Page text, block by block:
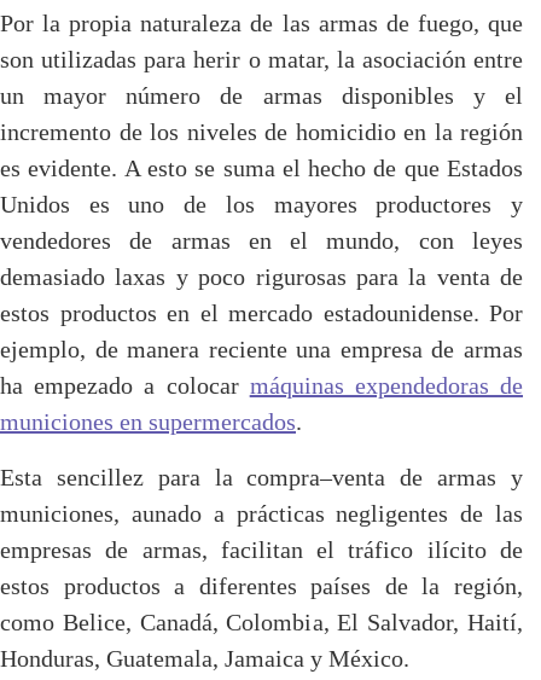
Por la propia naturaleza de las armas de fuego, que
son utilizadas para herir o matar, la asociación entre
un mayor número de armas disponibles y el
incremento de los niveles de homicidio en la región
es evidente. A esto se suma el hecho de que Estados
Unidos es uno de los mayores productores y
vendedores de armas en el mundo, con leyes
demasiado laxas y poco rigurosas para la venta de
estos productos en el mercado estadounidense. Por
ejemplo, de manera reciente una empresa de armas
ha empezado a colocar máquinas expendedoras de
municiones en supermercados.
Esta sencillez para la compra–venta de armas y
municiones, aunado a prácticas negligentes de las
empresas de armas, facilitan el tráfico ilícito de
estos productos a diferentes países de la región,
como Belice, Canadá, Colombia, El Salvador, Haití,
Honduras, Guatemala, Jamaica y México.